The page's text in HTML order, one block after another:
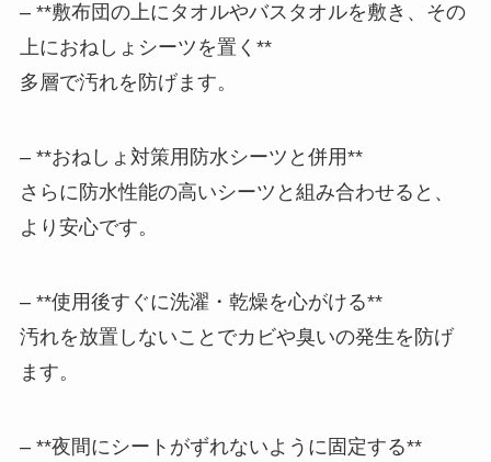
– **敷布団の上にタオルやバスタオルを敷き、その
上におねしょシーツを置く**
多層で汚れを防げます。
– **おねしょ対策用防水シーツと併用**
さらに防水性能の高いシーツと組み合わせると、
より安心です。
– **使用後すぐに洗濯・乾燥を心がける**
汚れを放置しないことでカビや臭いの発生を防げ
ます。
– **夜間にシートがずれないように固定する**